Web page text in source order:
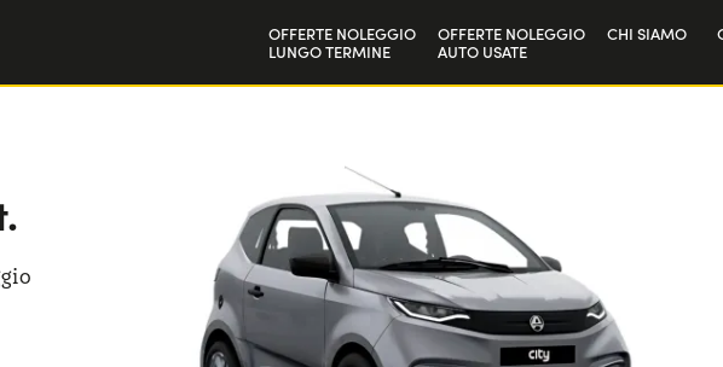
OFFERTE NOLEGGIO
LUNGO TERMINE
OFFERTE NOLEGGIO
AUTO USATE
CHI SIAMO